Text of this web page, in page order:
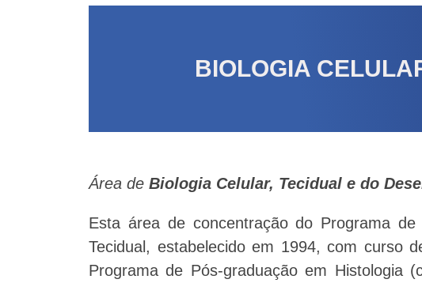
BIOLOGIA
Área de Biologia Celular, Tecidual e do
Esta área de concentração do Programa
Tecidual, estabelecido em 1994, com curso
Programa de Pós-graduação em Histologia